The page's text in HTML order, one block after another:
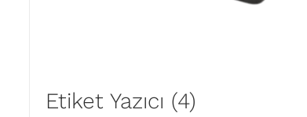
Etiket Yazıcı (4)